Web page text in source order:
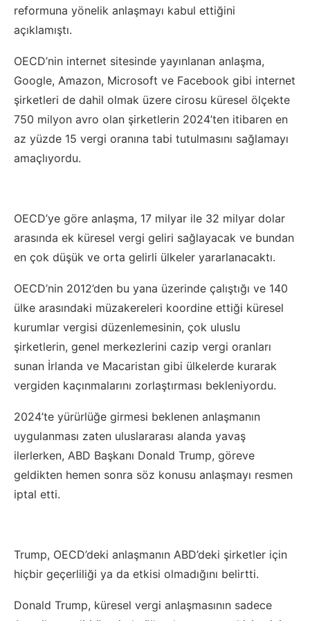
reformuna yönelik anlaşmayı kabul ettiğini
açıklamıştı.
OECD’nin internet sitesinde yayınlanan anlaşma,
Google, Amazon, Microsoft ve Facebook gibi internet
şirketleri de dahil olmak üzere cirosu küresel ölçekte
750 milyon avro olan şirketlerin 2024’ten itibaren en
az yüzde 15 vergi oranına tabi tutulmasını sağlamayı
amaçlıyordu.
OECD’ye göre anlaşma, 17 milyar ile 32 milyar dolar
arasında ek küresel vergi geliri sağlayacak ve bundan
en çok düşük ve orta gelirli ülkeler yararlanacaktı.
OECD’nin 2012’den bu yana üzerinde çalıştığı ve 140
ülke arasındaki müzakereleri koordine ettiği küresel
kurumlar vergisi düzenlemesinin, çok uluslu
şirketlerin, genel merkezlerini cazip vergi oranları
sunan İrlanda ve Macaristan gibi ülkelerde kurarak
vergiden kaçınmalarını zorlaştırması bekleniyordu.
2024’te yürürlüğe girmesi beklenen anlaşmanın
uygulanması zaten uluslararası alanda yavaş
ilerlerken, ABD Başkanı Donald Trump, göreve
geldikten hemen sonra söz konusu anlaşmayı resmen
iptal etti.
Trump, OECD’deki anlaşmanın ABD’deki şirketler için
hiçbir geçerliliği ya da etkisi olmadığını belirtti.
Donald Trump, küresel vergi anlaşmasının sadece